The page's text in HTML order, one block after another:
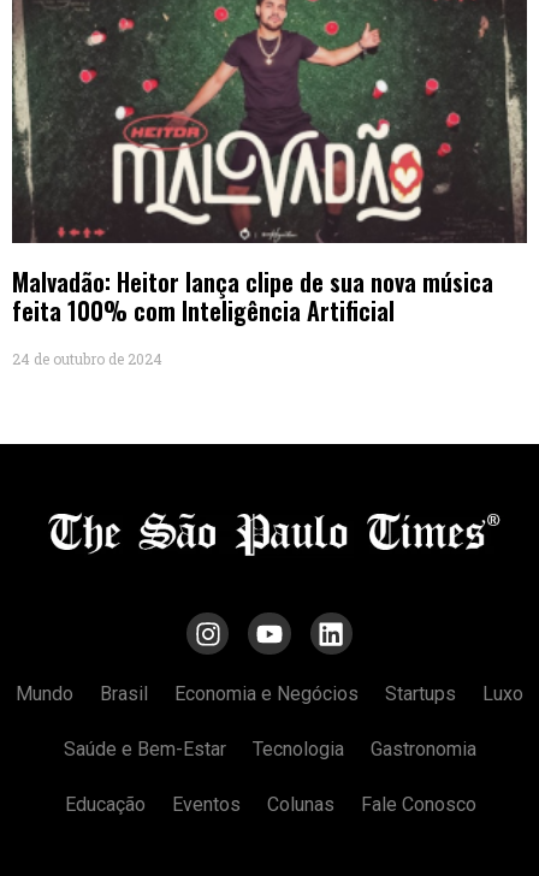
Malvadão: Heitor lança clipe de sua nova música
feita 100% com Inteligência Artificial
24 de outubro de 2024
Mundo Brasil Economia e Negócios Startups Luxo
Saúde e Bem-Estar Tecnologia Gastronomia
Educação Eventos Colunas Fale Conosco